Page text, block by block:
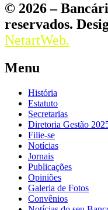
© 2026 –
reservados.
NetartWeb.
Menu
História
Estatuto
Secretarias
Diretoria Gestão
Filie-se
Notícias
Jornais
Publicações
Opiniões
Galeria de Fotos
Convênios